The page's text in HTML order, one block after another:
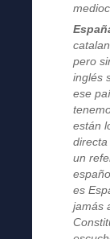
pero
inglés
ese
están
un
es
jamás